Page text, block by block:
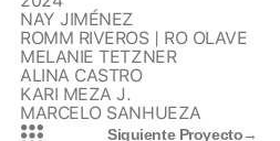
NAY JIMÉNEZ
ROMM RIVEROS | RO OLAVE
MELANIE TETZNER
ALINA CASTRO
KARI MEZA J.
MARCELO SANHUEZA
Siguiente Proyecto→